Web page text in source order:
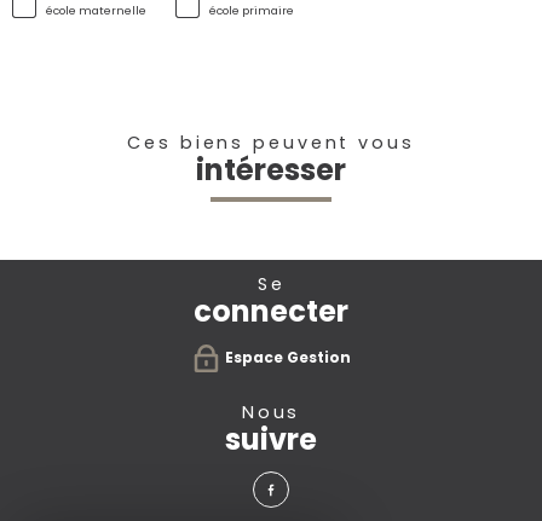
école maternelle école primaire
Ces biens peuvent vous
intéresser
se
connecter
Espace Gestion
nous
suivre